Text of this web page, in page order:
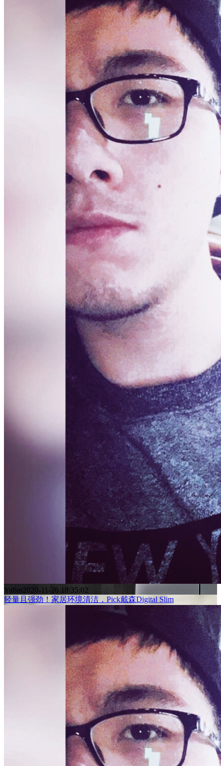
Yubar2020-11-26 18:35:02
轻量且强劲！家居环境清洁，Pick戴森Digital Slim